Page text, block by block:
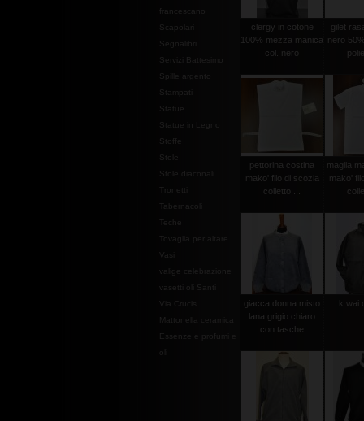
francescano
Scapolari
Segnalibri
Servizi Battesimo
Spille argento
Stampati
Statue
Statue in Legno
Stoffe
Stole
Stole diaconali
Tabernacoli
valige celebrazione
Mattonella ceramica
Essenze e profumi e
clergy in cotone
100% mezza manica
col. nero
gilet
nero
pettorina costina
mako' filo di scozia
colletto ...
maglia
mako'
giacca donna misto
lana grigio chiaro
con tasche
k.wai